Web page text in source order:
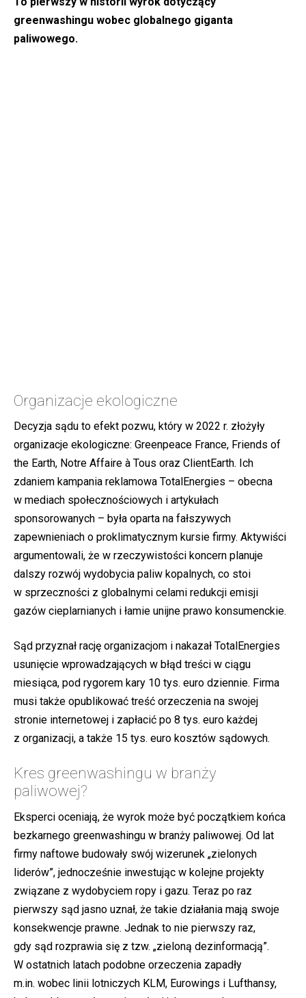
greenwashingu wobec globalnego giganta
paliwowego.
Organizacje ekologiczne
Decyzja sądu to efekt pozwu, który w 2022 r. złożyły
organizacje ekologiczne: Greenpeace France, Friends of
the Earth, Notre Affaire à Tous oraz ClientEarth. Ich
zdaniem kampania reklamowa TotalEnergies – obecna
w mediach społecznościowych i artykułach
sponsorowanych – była oparta na fałszywych
zapewnieniach o proklimatycznym kursie firmy. Aktywiści
argumentowali, że w rzeczywistości koncern planuje
dalszy rozwój wydobycia paliw kopalnych, co stoi
w sprzeczności z globalnymi celami redukcji emisji
gazów cieplarnianych i łamie unijne prawo konsumenckie.
Sąd przyznał rację organizacjom i nakazał TotalEnergies
usunięcie wprowadzających w błąd treści w ciągu
miesiąca, pod rygorem kary 10 tys. euro dziennie. Firma
musi także opublikować treść orzeczenia na swojej
stronie internetowej i zapłacić po 8 tys. euro każdej
z organizacji, a także 15 tys. euro kosztów sądowych.
Kres greenwashingu w branży
paliwowej?
Eksperci oceniają, że wyrok może być początkiem końca
bezkarnego greenwashingu w branży paliwowej. Od lat
firmy naftowe budowały swój wizerunek „zielonych
liderów”, jednocześnie inwestując w kolejne projekty
związane z wydobyciem ropy i gazu. Teraz po raz
pierwszy sąd jasno uznał, że takie działania mają swoje
konsekwencje prawne. Jednak to nie pierwszy raz,
gdy sąd rozprawia się z tzw. „zieloną dezinformacją”.
W ostatnich latach podobne orzeczenia zapadły
m.in. wobec linii lotniczych KLM, Eurowings i Lufthansy,